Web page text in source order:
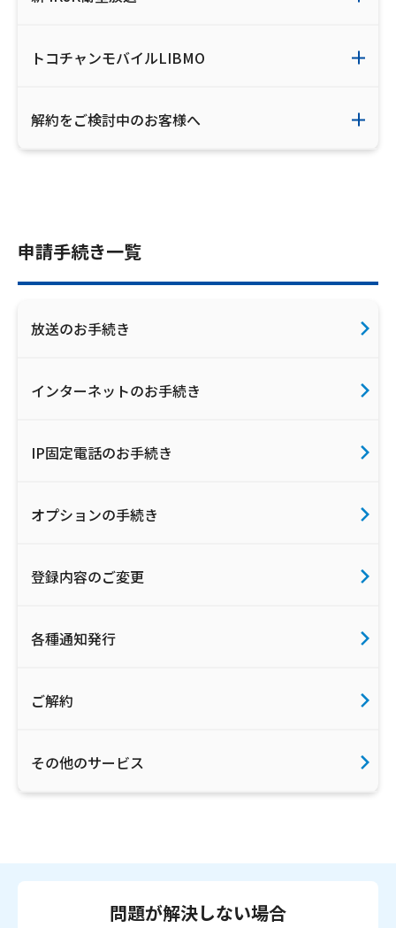
トコチャンモバイルLIBMO
解約をご検討中のお客様へ
申請手続き一覧
放送のお手続き
インターネットのお手続き
IP固定電話のお手続き
オプションの手続き
登録内容のご変更
各種通知発行
ご解約
その他のサービス
問題が解決しない場合